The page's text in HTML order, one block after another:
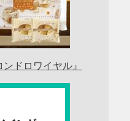
ドロワイヤル』